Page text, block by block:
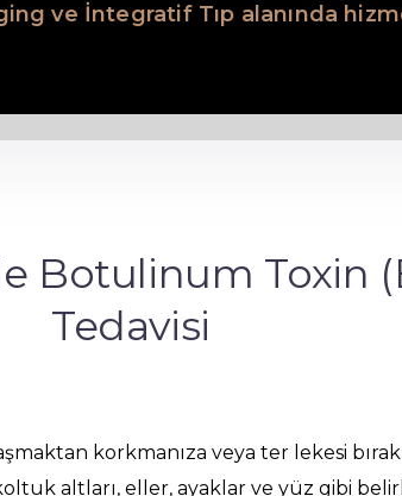
ve İntegratif Tıp alanında
Botulinum Toxin
Tedavisi
korkmanıza veya ter lekesi
altları, eller, ayaklar ve yüz gibi